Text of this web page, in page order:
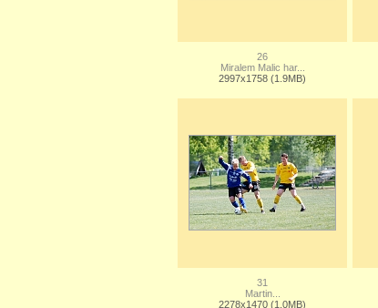
26
Miralem Malic har...
2997x1758 (1.9MB)
31
Martin...
2278x1470 (1.0MB)